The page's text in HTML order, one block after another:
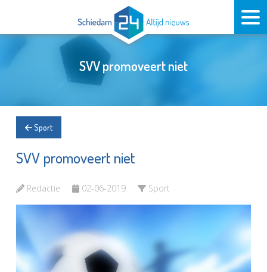
SVV promoveert niet
Sport
SVV promoveert niet
Redactie 02-06-2019 Sport